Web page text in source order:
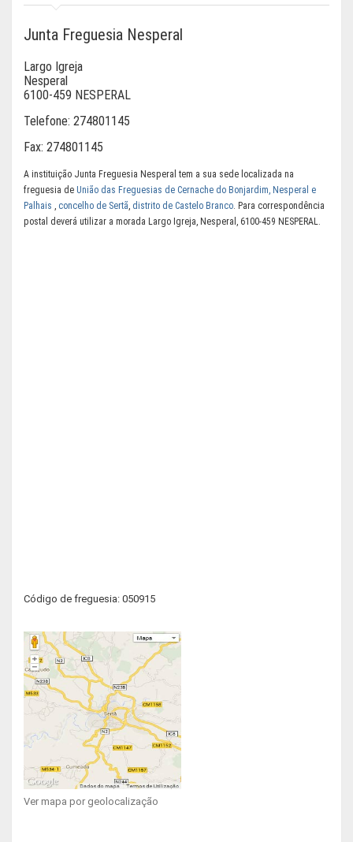
Junta Freguesia Nesperal
Largo Igreja
Nesperal
6100-459 NESPERAL
Telefone: 274801145
Fax: 274801145
A instituição Junta Freguesia Nesperal tem a sua sede localizada na
freguesia de União das Freguesias de Cernache do Bonjardim, Nesperal e
Palhais , concelho de Sertã, distrito de Castelo Branco. Para correspondência
postal deverá utilizar a morada Largo Igreja, Nesperal, 6100-459 NESPERAL.
Código de freguesia: 050915
Ver mapa por geolocalização